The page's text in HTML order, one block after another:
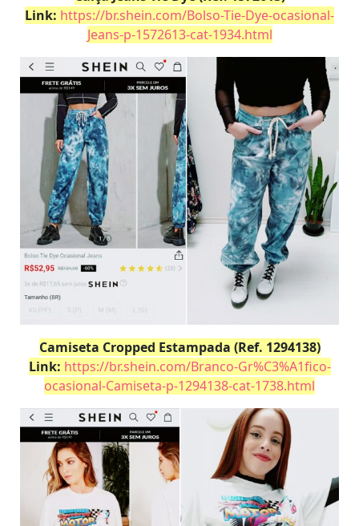
Link: https://br.shein.com/Bolso-Tie-Dye-ocasional-
Jeans-p-1572613-cat-1934.html
Camiseta Cropped Estampada (Ref. 1294138)
Link: https://br.shein.com/Branco-Gr%C3%A1fico-
ocasional-Camiseta-p-1294138-cat-1738.html